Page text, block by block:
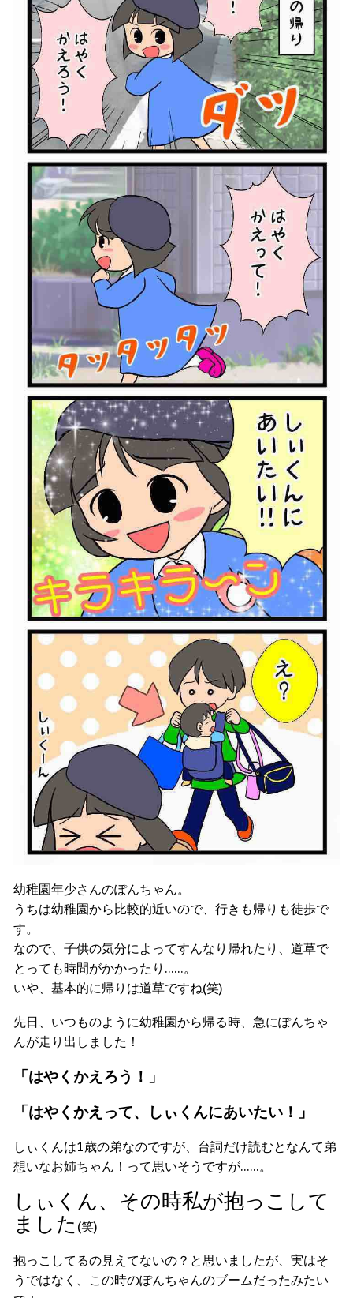
幼稚園年少さんのぽんちゃん。
うちは幼稚園から比較的近いので、行きも帰りも徒歩で
す。
なので、子供の気分によってすんなり帰れたり、道草で
とっても時間がかかったり……。
いや、基本的に帰りは道草ですね(笑)
先日、いつものように幼稚園から帰る時、急にぽんちゃ
んが走り出しました！
「はやくかえろう！」
「はやくかえって、しぃくんにあいたい！」
しぃくんは1歳の弟なのですが、台詞だけ読むとなんて弟
想いなお姉ちゃん！って思いそうですが……。
しぃくん、その時私が抱っこして
ました (笑)
抱っこしてるの見えてないの？と思いましたが、実はそ
うではなく、この時のぽんちゃんのブームだったみたい